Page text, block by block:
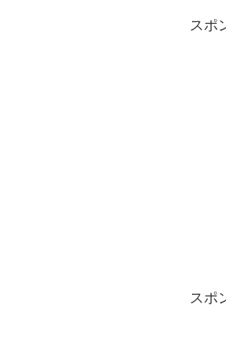
スポ
スポ